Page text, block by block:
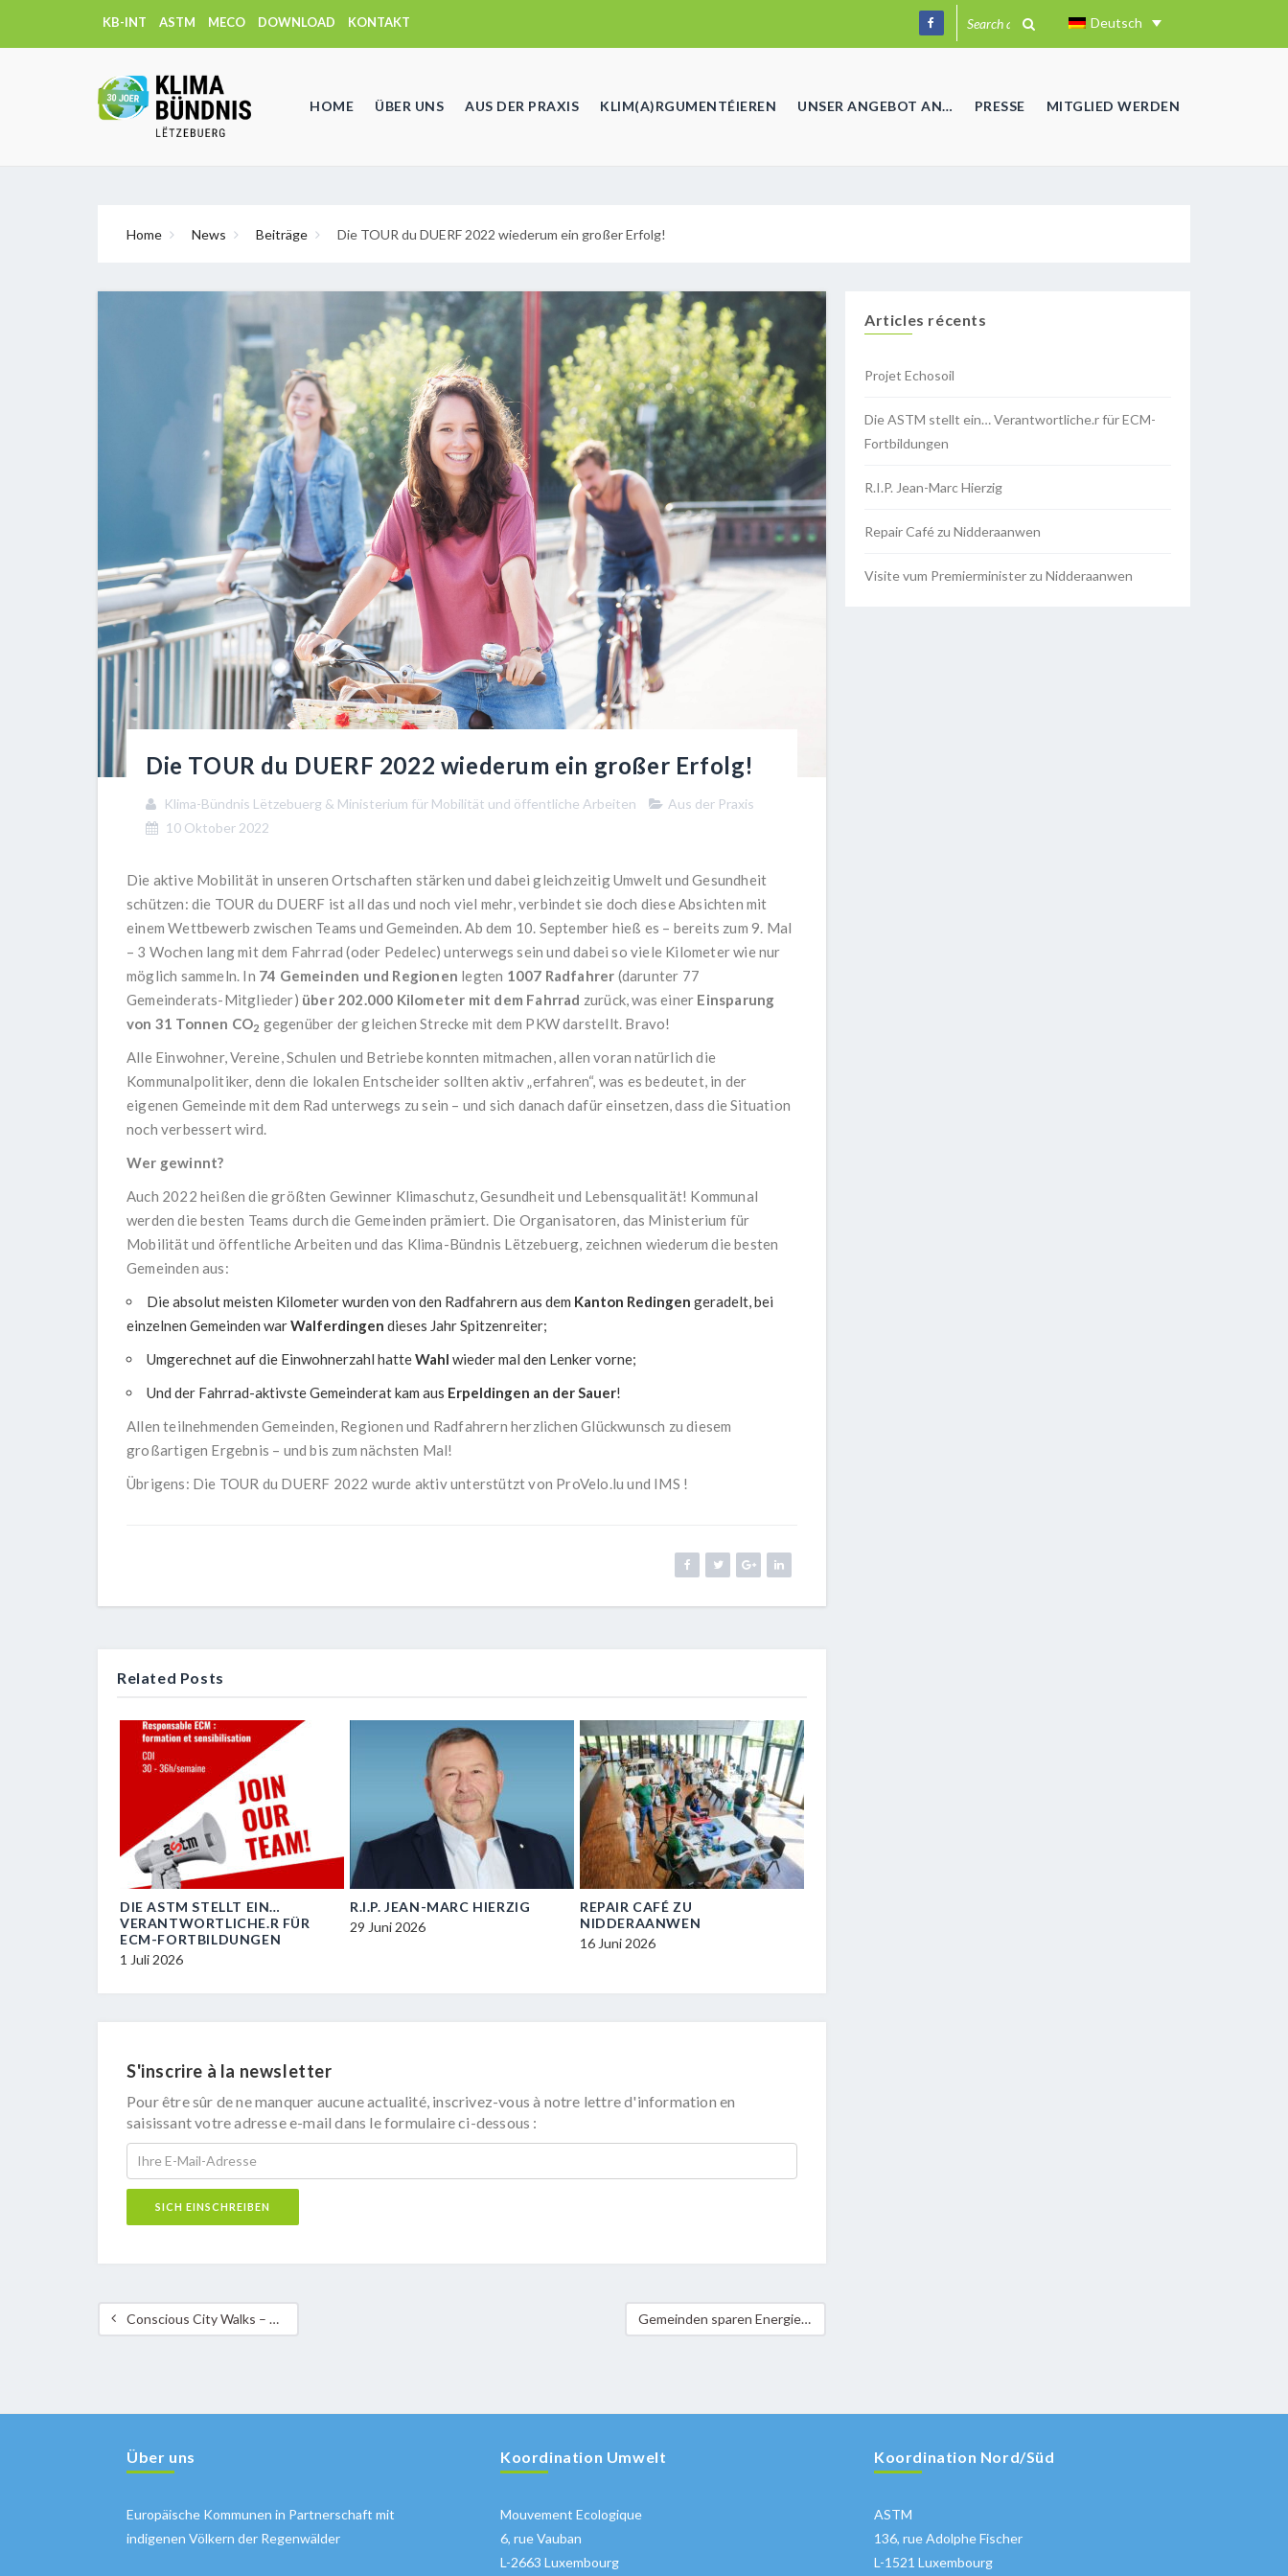
KB-INT ASTM MECO DOWNLOAD KONTAKT Deutsch
HOME ÜBER UNS AUS DER PRAXIS KLIM(A)RGUMENTÉIEREN UNSER ANGEBOT AN… PRESSE MITGLIED WERDEN
Home News Beiträge Die TOUR du DUERF 2022 wiederum ein großer Erfolg!
Die TOUR du DUERF 2022 wiederum ein großer Erfolg!
Klima-Bündnis Lëtzebuerg & Ministerium für Mobilität und öffentliche Arbeiten
Aus der Praxis
10 Oktober 2022
Die aktive Mobilität in unseren Ortschaften stärken und dabei gleichzeitig Umwelt und Gesundheit
schützen: die TOUR du DUERF ist all das und noch viel mehr, verbindet sie doch diese Absichten mit
einem Wettbewerb zwischen Teams und Gemeinden. Ab dem 10. September hieß es – bereits zum 9. Mal
– 3 Wochen lang mit dem Fahrrad (oder Pedelec) unterwegs sein und dabei so viele Kilometer wie nur
möglich sammeln. In 74 Gemeinden und Regionen legten 1007 Radfahrer (darunter 77
Gemeinderats-Mitglieder) über 202.000 Kilometer mit dem Fahrrad zurück, was einer Einsparung
von 31 Tonnen CO2 gegenüber der gleichen Strecke mit dem PKW darstellt. Bravo!
Alle Einwohner, Vereine, Schulen und Betriebe konnten mitmachen, allen voran natürlich die
Kommunalpolitiker, denn die lokalen Entscheider sollten aktiv „erfahren“, was es bedeutet, in der
eigenen Gemeinde mit dem Rad unterwegs zu sein – und sich danach dafür einsetzen, dass die Situation
noch verbessert wird.
Wer gewinnt?
Auch 2022 heißen die größten Gewinner Klimaschutz, Gesundheit und Lebensqualität! Kommunal
werden die besten Teams durch die Gemeinden prämiert. Die Organisatoren, das Ministerium für
Mobilität und öffentliche Arbeiten und das Klima-Bündnis Lëtzebuerg, zeichnen wiederum die besten
Gemeinden aus:
Die absolut meisten Kilometer wurden von den Radfahrern aus dem Kanton Redingen geradelt, bei
einzelnen Gemeinden warWalferdingen dieses Jahr Spitzenreiter;
Umgerechnet auf die Einwohnerzahl hatteWahl wieder mal den Lenker vorne;
Und der Fahrrad-aktivste Gemeinderat kam aus Erpeldingen an der Sauer!
Allen teilnehmenden Gemeinden, Regionen und Radfahrern herzlichen Glückwunsch zu diesem
großartigen Ergebnis – und bis zum nächsten Mal!
Übrigens: Die TOUR du DUERF 2022 wurde aktiv unterstützt von ProVelo.lu und IMS !
Related Posts
DIE ASTM STELLT EIN…
VERANTWORTLICHE.R FÜR
ECM-FORTBILDUNGEN
1 Juli 2026
R.I.P. JEAN-MARC HIERZIG
29 Juni 2026
REPAIR CAFÉ ZU
NIDDERAANWEN
16 Juni 2026
S'inscrire à la newsletter
Pour être sûr de ne manquer aucune actualité, inscrivez-vous à notre lettre d'information en
saisissant votre adresse e-mail dans le formulaire ci-dessous :
Conscious City Walks – Gemeng Suessem Gemeinden sparen Energie
Articles récents
Projet Echosoil
Die ASTM stellt ein… Verantwortliche.r für ECM-
Fortbildungen
R.I.P. Jean-Marc Hierzig
Repair Café zu Nidderaanwen
Visite vum Premierminister zu Nidderaanwen
Über uns
Europäische Kommunen in Partnerschaft mit
indigenen Völkern der Regenwälder
Koordination Umwelt
Mouvement Ecologique
6, rue Vauban
L-2663 Luxembourg
Koordination Nord/Süd
ASTM
136, rue Adolphe Fischer
L-1521 Luxembourg